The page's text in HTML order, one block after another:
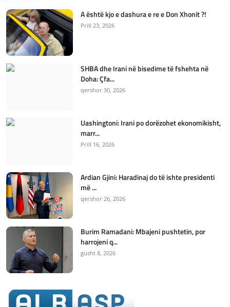
A është kjo e dashura e re e Don Xhonit ?!
Prill 23, 2026
SHBA dhe Irani në bisedime të fshehta në
Doha: Çfa...
qershor 30, 2026
Uashingtoni: Irani po dorëzohet ekonomikisht,
marr...
Prill 16, 2026
Ardian Gjini: Haradinaj do të ishte presidenti
më ...
qershor 26, 2026
Burim Ramadani: Mbajeni pushtetin, por
harrojeni q...
gusht 8, 2026